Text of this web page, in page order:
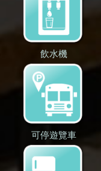
飲水機
可停遊覽車